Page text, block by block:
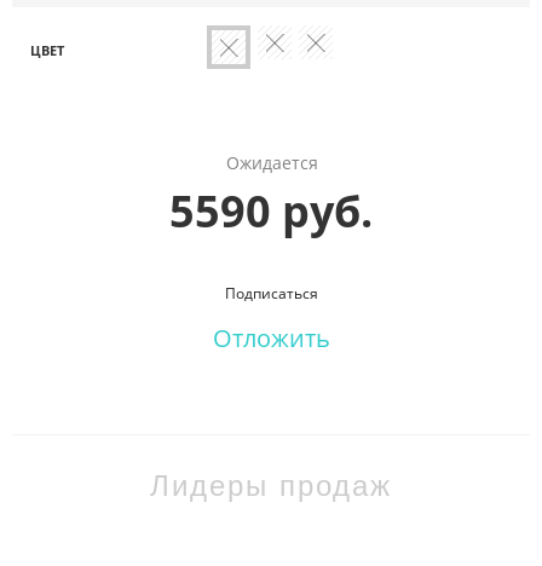
ЦВЕТ
Ожидается
5590 руб.
Подписаться
Отложить
Лидеры продаж